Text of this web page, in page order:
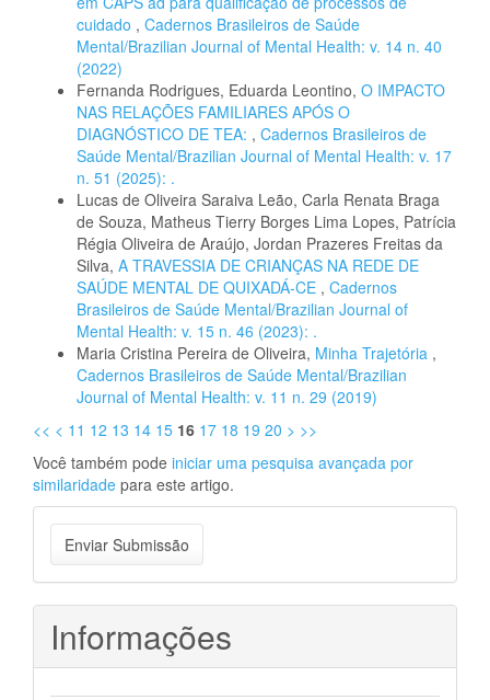
cuidado , Cadernos Brasileiros de Saúde
Mental/Brazilian Journal of Mental Health: v. 14 n. 40
(2022)
Fernanda Rodrigues, Eduarda Leontino, O IMPACTO
NAS RELAÇÕES FAMILIARES APÓS O
DIAGNÓSTICO DE TEA: , Cadernos Brasileiros de
Saúde Mental/Brazilian Journal of Mental Health: v. 17
n. 51 (2025): .
Lucas de Oliveira Saraiva Leão, Carla Renata Braga
de Souza, Matheus Tierry Borges Lima Lopes, Patrícia
Régia Oliveira de Araújo, Jordan Prazeres Freitas da
Silva, A TRAVESSIA DE CRIANÇAS NA REDE DE
SAÚDE MENTAL DE QUIXADÁ-CE , Cadernos
Brasileiros de Saúde Mental/Brazilian Journal of
Mental Health: v. 15 n. 46 (2023): .
Maria Cristina Pereira de Oliveira, Minha Trajetória ,
Cadernos Brasileiros de Saúde Mental/Brazilian
Journal of Mental Health: v. 11 n. 29 (2019)
<< < 11 12 13 14 15 16 17 18 19 20 > >>
Você também pode iniciar uma pesquisa avançada por
similaridade para este artigo.
Enviar
Submissão
Enviar Submissão
Informações